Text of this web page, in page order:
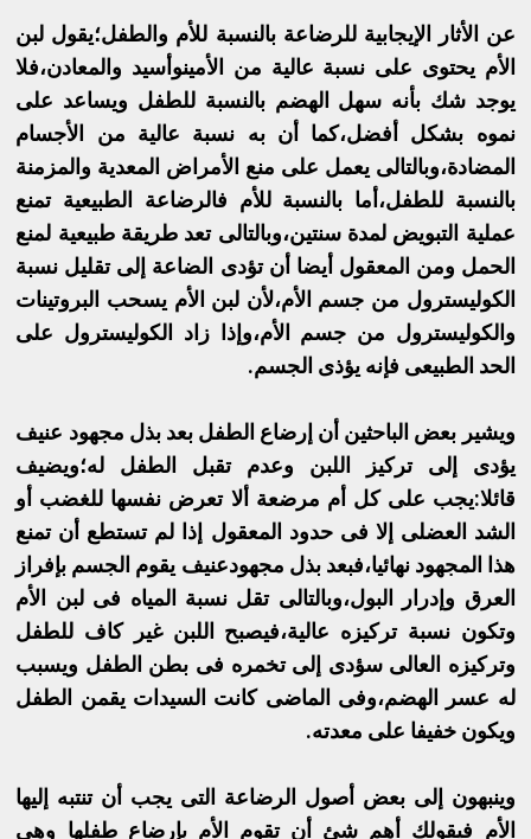
عن الأثار الإيجابية للرضاعة بالنسبة للأم والطفل؛يقول لبن
الأم يحتوى على نسبة عالية من الأمينوأسيد والمعادن،فلا
يوجد شك بأنه سهل الهضم بالنسبة للطفل ويساعد على
نموه بشكل أفضل،كما أن به نسبة عالية من الأجسام
المضادة،وبالتالى يعمل على منع الأمراض المعدية والمزمنة
بالنسبة للطفل،أما بالنسبة للأم فالرضاعة الطبيعية تمنع
عملية التبويض لمدة سنتين،وبالتالى تعد طريقة طبيعية لمنع
الحمل ومن المعقول أيضا أن تؤدى الضاعة إلى تقليل نسبة
الكوليسترول من جسم الأم،لأن لبن الأم يسحب البروتينات
والكوليسترول من جسم الأم،وإذا زاد الكوليسترول على
الحد الطبيعى فإنه يؤذى الجسم.
ويشير بعض الباحثين أن إرضاع الطفل بعد بذل مجهود عنيف
يؤدى إلى تركيز اللبن وعدم تقبل الطفل له؛ويضيف
قائلا:يجب على كل أم مرضعة ألا تعرض نفسها للغضب أو
الشد العضلى إلا فى حدود المعقول إذا لم تستطع أن تمنع
هذا المجهود نهائيا،فبعد بذل مجهودعنيف يقوم الجسم بإفراز
العرق وإدرار البول،وبالتالى تقل نسبة المياه فى لبن الأم
وتكون نسبة تركيزه عالية،فيصبح اللبن غير كاف للطفل
وتركيزه العالى سؤدى إلى تخمره فى بطن الطفل ويسبب
له عسر الهضم،وفى الماضى كانت السيدات يقمن الطفل
ويكون خفيفا على معدته.
وينبهون إلى بعض أصول الرضاعة التى يجب أن تنتبه إليها
الأم فيقولك أهم شئ أن تقوم الأم بإرضاع طفلها وهى